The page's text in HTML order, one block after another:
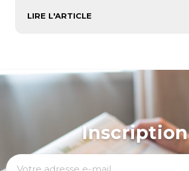
LIRE L'ARTICLE
Inscription